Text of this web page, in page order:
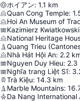
ホイアン: 1.1 km
Quan Cong Temple:
Hoi An Museum of
Kazimierz Kwiatkowski
National Heritage
Quang Trieu
Nhà Hát Hội An: 2.2
Nguyen Duy Hieu: 2.3
Nghĩa trang Liệt Sĩ:
Trà Kiệu: 14.3 km
Marble Mountains:
Da Nang International